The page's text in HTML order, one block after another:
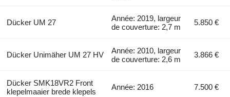
Dücker UM 27
Année: 2019, largeur
de couverture: 2,7 m
5.850 €
Dücker Unimäher UM 27 HV
Année: 2010, largeur
de couverture: 2,6 m
3.866 €
Dücker SMK18VR2 Front
klepelmaaier brede klepels
Année: 2016 7.500 €